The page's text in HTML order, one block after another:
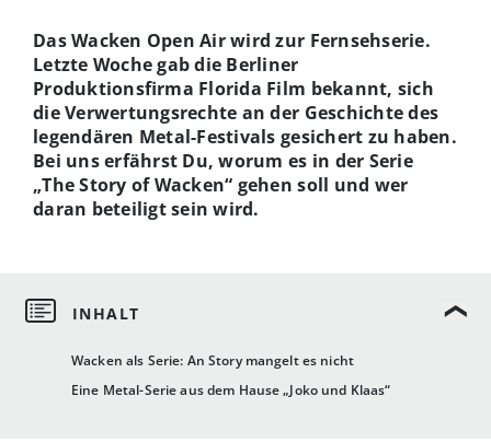
Wacken als Serie: An Story mangelt es nicht
Eine Metal-Serie aus dem Hause „Joko und Klaas“
Das Wacken Open Air wird zur Fernsehserie.
Letzte Woche gab die Berliner
Produktionsfirma Florida Film bekannt, sich
die Verwertungsrechte an der Geschichte des
legendären Metal-Festivals gesichert zu haben.
Bei uns erfährst Du, worum es in der Serie
„The Story of Wacken“ gehen soll und wer
daran beteiligt sein wird.